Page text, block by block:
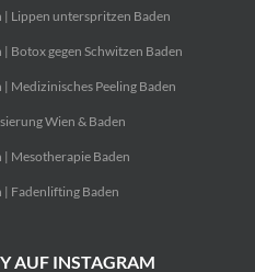
Lippen unterspritzen Baden
Botox gegen Schwitzen Baden
Medizinisches Peeling Baden
Wien & Baden
Mesotherapie Baden
Fadenlifting Baden
AUF INSTAGRAM